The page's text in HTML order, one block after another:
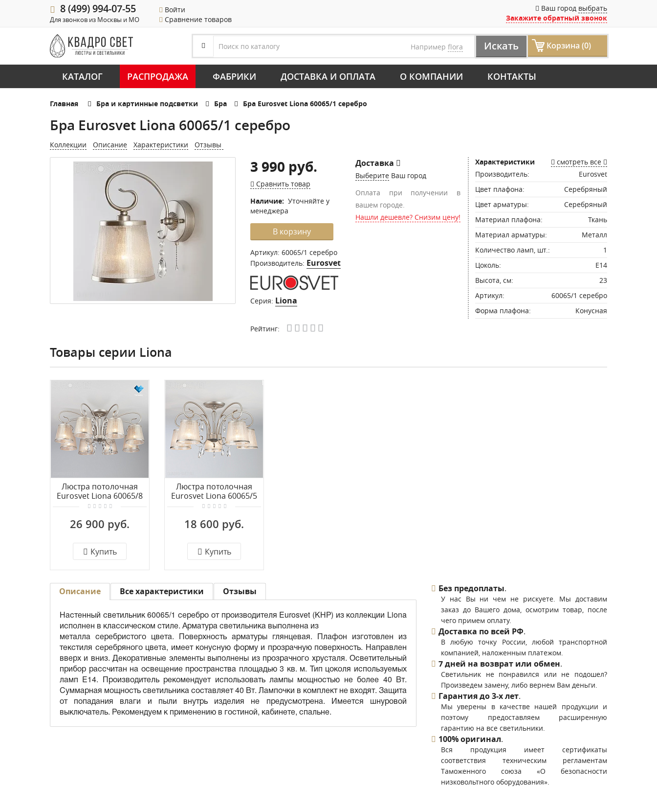
8 (499) 994-07-55
Для звонков из Москвы и МО
Войти
Сравнение товаров
Ваш город выбрать
Закажите обратный звонок
Например flora Искать Корзина (0)
КАТАЛОГ РАСПРОДАЖА ФАБРИКИ ДОСТАВКА И ОПЛАТА О КОМПАНИИ КОНТАКТЫ
Главная Бра и картинные подсветки Бра Бра Eurosvet Liona 60065/1 серебро
Бра Eurosvet Liona 60065/1 серебро
Коллекции Описание Характеристики Отзывы
3 990 руб.
Сравнить товар
Наличие: Уточняйте у
менеджера
В корзину
Артикул: 60065/1 серебро
Производитель: Eurosvet
Серия: Liona
Доставка
Выберите Ваш город
Оплата при получении в
вашем городе.
Нашли дешевле? Снизим цену!
Рейтинг:
Характеристики
смотреть все
Производитель:
Eurosvet
Цвет плафона:
Серебряный
Цвет арматуры:
Серебряный
Материал плафона:
Ткань
Материал арматуры:
Металл
Количество ламп, шт.:
1
Цоколь:
E14
Высота, см:
23
Артикул:
60065/1 серебро
Форма плафона:
Конусная
Товары серии Liona
Люстра потолочная
Eurosvet Liona 60065/8
серебро
26 900 руб.
Купить
Люстра потолочная
Eurosvet Liona 60065/5
серебро
18 600 руб.
Купить
Описание
Настенный светильник 60065/1 серебро от производителя Eurosvet (КНР) из коллекции Liona
исполнен в классическом стиле. Арматура светильника выполнена из
металла серебристого цвета. Поверхность арматуры глянцевая. Плафон изготовлен из
текстиля серебряного цвета, имеет конусную форму и прозрачную поверхность. Направлен
вверх и вниз. Декоративные элементы выполнены из прозрачного хрусталя. Осветительный
прибор рассчитан на освещение пространства площадью 3 кв. м. Тип цоколя используемых
ламп E14. Производитель рекомендует использовать лампы мощностью не более 40 Вт.
Суммарная мощность светильника составляет 40 Вт. Лампочки в комплект не входят. Защита
от попадания влаги и пыли внутрь изделия не предусмотрена. Имеется шнуровой
выключатель. Рекомендуем к применению в гостиной, кабинете, спальне.
Все характеристики Отзывы Без предоплаты.
У нас Вы ни чем не рискуете. Мы доставим
заказ до Вашего дома, осмотрим товар, после
чего примем оплату.
Доставка по всей РФ.
В любую точку России, любой транспортной
компанией, наложенным платежом.
7 дней на возврат или обмен.
Светильник не понравился или не подошел?
Произведем замену, либо вернем Вам деньги.
Гарантия до 3-х лет.
Мы уверены в качестве нашей продукции и
поэтому предоставляем расширенную
гарантию на все светильники.
100% оригинал.
Вся продукция имеет сертификаты
соответствия техническим регламентам
Таможенного союза «О безопасности
низковольтного оборудования».